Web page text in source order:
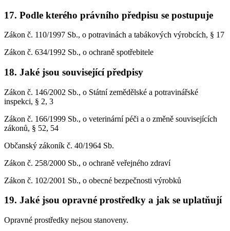
17. Podle kterého právního předpisu se postupuje
Zákon č. 110/1997 Sb., o potravinách a tabákových výrobcích, § 17
Zákon č. 634/1992 Sb., o ochraně spotřebitele
18. Jaké jsou související předpisy
Zákon č. 146/2002 Sb., o Státní zemědělské a potravinářské
inspekci, § 2, 3
Zákon č. 166/1999 Sb., o veterinární péči a o změně souvisejících
zákonů, § 52, 54
Občanský zákoník č. 40/1964 Sb.
Zákon č. 258/2000 Sb., o ochraně veřejného zdraví
Zákon č. 102/2001 Sb., o obecné bezpečnosti výrobků
19. Jaké jsou opravné prostředky a jak se uplatňují
Opravné prostředky nejsou stanoveny.